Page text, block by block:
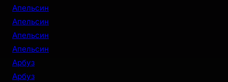
Апельсин
Апельсин
Апельсин
Апельсин
Арбуз
Арбуз